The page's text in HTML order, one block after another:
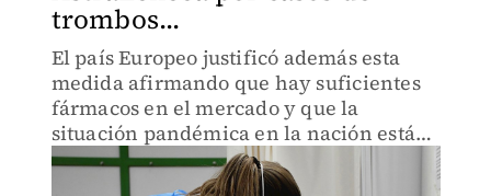
trombos...
El país Europeo justificó además esta
medida afirmando que hay suficientes
fármacos en el mercado y que la
situación pandémica en la nación está
controlada.